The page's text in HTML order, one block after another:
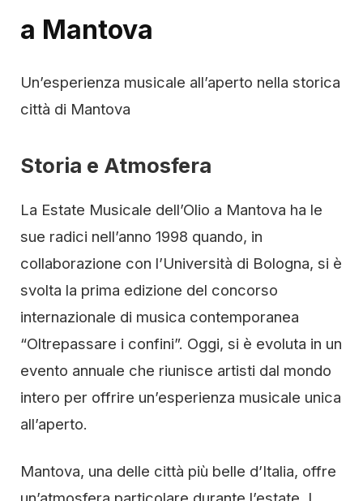
a Mantova
Un’esperienza musicale all’aperto nella storica
città di Mantova
Storia e Atmosfera
La Estate Musicale dell’Olio a Mantova ha le
sue radici nell’anno 1998 quando, in
collaborazione con l’Università di Bologna, si è
svolta la prima edizione del concorso
internazionale di musica contemporanea
“Oltrepassare i confini”. Oggi, si è evoluta in un
evento annuale che riunisce artisti dal mondo
intero per offrire un’esperienza musicale unica
all’aperto.
Mantova, una delle città più belle d’Italia, offre